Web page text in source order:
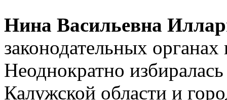
Нина Васильевна
законодательных органах
Неоднократно
Калужской области и